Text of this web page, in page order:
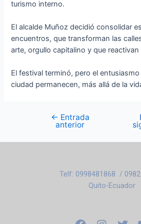
turismo interno.
El alcalde Muñoz decidió consolidar
encuentros, que transforman las
arte, orgullo capitalino y que
El festival terminó, pero el
ciudad permanecen, más allá de la
← Entrada
anterior
Telf: 0998481868 /
Quito-Ecuador
F
I
T